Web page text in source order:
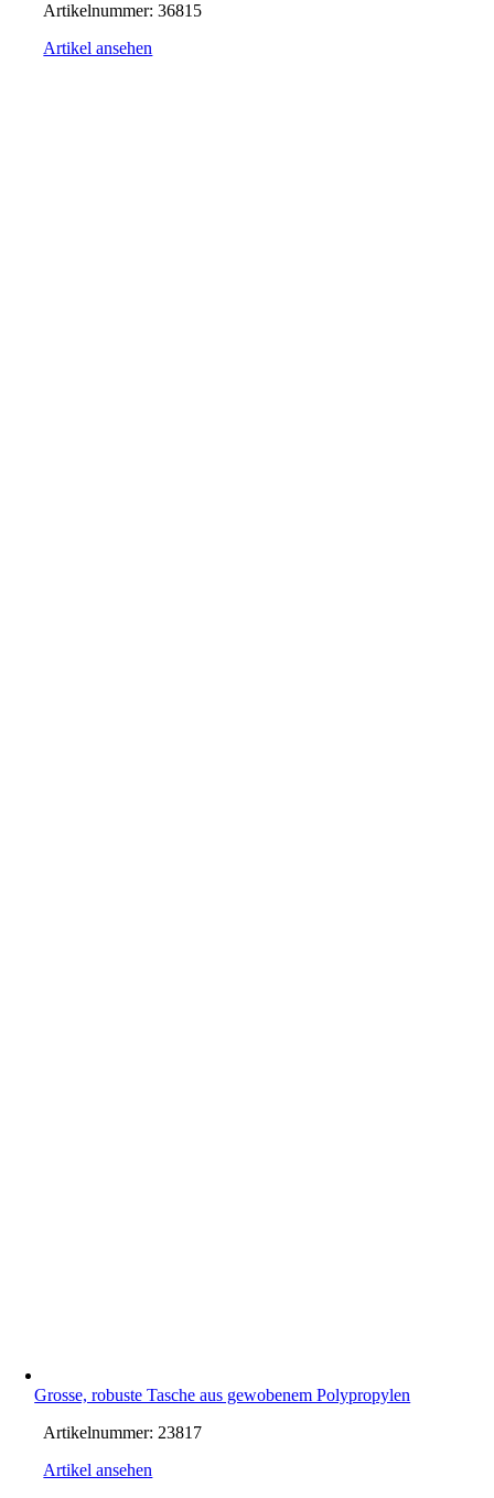
Artikelnummer:36815
Artikel ansehen
Grosse, robuste Tasche aus gewobenem Polypropylen
Artikelnummer: 23817
Artikel ansehen